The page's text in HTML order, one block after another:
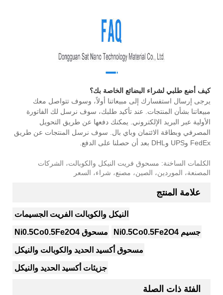
كيف أضع طلبي لشراء البضائع الخاصة بك؟
يرجى إرسال استفسارك إلى مبيعاتنا أولاً، وسوف تتواصل معك
مبيعاتنا بشأن المنتجات. عند تأكيد طلبك، سوف نرسل لك الفاتورة
الأولية عبر البريد الإلكتروني. يمكنك دفعها عن طريق التحويل
المصرفي وبطاقة الائتمان وباي بال. سوف نرسل المنتجات عن طريق
FedEx وUPS وDHL بعد أن حصلنا على الدفع.
الكلمات الساخنة: مسحوق فريت النيكل والكوبالت، الشركات
المصنعة، الموردين، الصين، مصنع، شراء، السعر
علامة المنتج
النيكل والكوبالت الفريت الجسيمات
مسحوق Ni0.5Co0.5Fe2O4 جسيم Ni0.5Co0.5Fe2O4
مسحوق أكسيد الحديد والكوبالت والنيكل
جزيئات أكسيد الحديد والنيكل
الفئة ذات الصلة